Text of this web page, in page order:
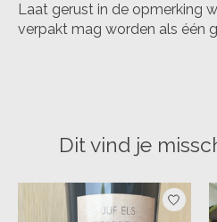
Laat gerust in de opmerking
verpakt mag worden als één
Dit vind je
Items van productcarrousel